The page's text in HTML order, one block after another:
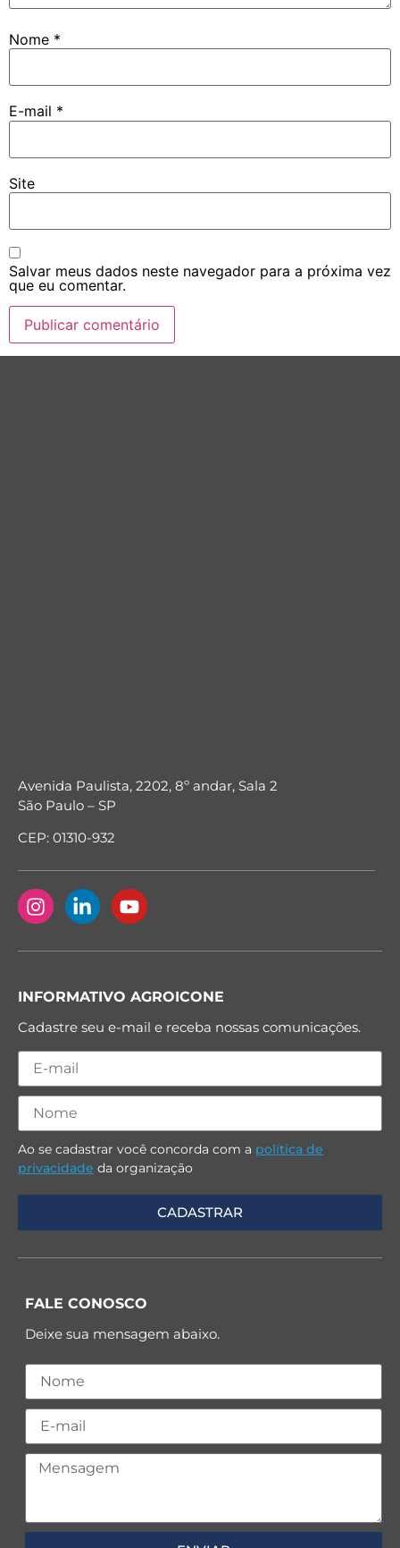
Nome *
E-mail *
Site
Salvar meus dados neste navegador para a próxima vez
que eu comentar.
Avenida Paulista, 2202, 8º andar, Sala 2
São Paulo – SP
CEP: 01310-932
INFORMATIVO AGROICONE
Cadastre seu e-mail e receba nossas comunicações.
Ao se cadastrar você concorda com a política de
privacidade da organização
FALE CONOSCO
Deixe sua mensagem abaixo.